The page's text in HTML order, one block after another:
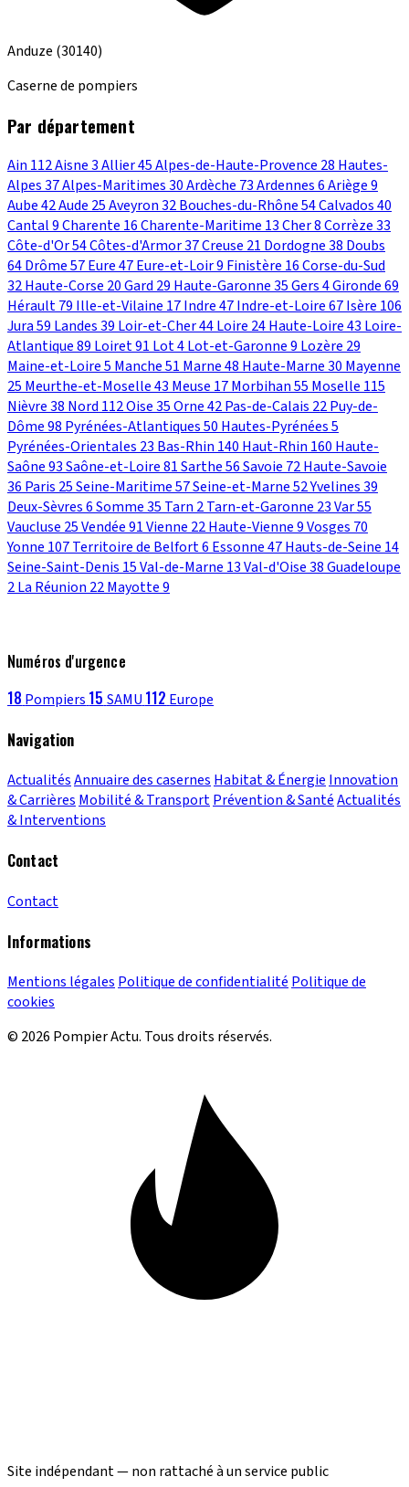
Anduze (30140)
Caserne de pompiers
Par département
Ain 112Aisne3Allier45Alpes-de-Haute-Provence 28 Hautes-
Alpes37Alpes-Maritimes30Ardèche 73Ardennes6Ariège9
Aube42Aude 25Aveyron32Bouches-du-Rhône54Calvados40
Cantal9Charente 16Charente-Maritime 13Cher8Corrèze33
Côte-d'Or54Côtes-d'Armor37Creuse 21 Dordogne38 Doubs
64Drôme57Eure47Eure-et-Loir9 Finistère 16Corse-du-Sud
32Haute-Corse 20Gard 29 Haute-Garonne35Gers4Gironde69
Hérault79 Ille-et-Vilaine 17Indre47Indre-et-Loire67Isère 106
Jura59 Landes39 Loir-et-Cher44Loire 24Haute-Loire43 Loire-
Atlantique89 Loiret91 Lot4Lot-et-Garonne9 Lozère 29
Maine-et-Loire5 Manche51 Marne48 Haute-Marne30 Mayenne
25 Meurthe-et-Moselle43 Meuse 17Morbihan55 Moselle 115
Nièvre38 Nord 112Oise35Orne42Pas-de-Calais 22Puy-de-
Dôme98 Pyrénées-Atlantiques50 Hautes-Pyrénées5
Pyrénées-Orientales 23 Bas-Rhin 140 Haut-Rhin 160 Haute-
Saône93Saône-et-Loire81Sarthe56Savoie 72Haute-Savoie
36 Paris 25Seine-Maritime57Seine-et-Marne52Yvelines39
Deux-Sèvres6Somme35 Tarn 2Tarn-et-Garonne 23Var55
Vaucluse 25Vendée91Vienne 22Haute-Vienne9Vosges 70
Yonne 107Territoire de Belfort6 Essonne47Hauts-de-Seine 14
Seine-Saint-Denis 15Val-de-Marne 13Val-d'Oise38Guadeloupe
2La Réunion 22Mayotte9
Numéros d'urgence
18 Pompiers 15 SAMU 112 Europe
Navigation
ActualitésAnnuaire des casernes Habitat & Énergie Innovation
& Carrières Mobilité & TransportPrévention & SantéActualités
& Interventions
Contact
Contact
Informations
Mentions légales Politique de confidentialité Politique de
cookies
© 2026 Pompier Actu. Tous droits réservés.
Site indépendant — non rattaché à un service public